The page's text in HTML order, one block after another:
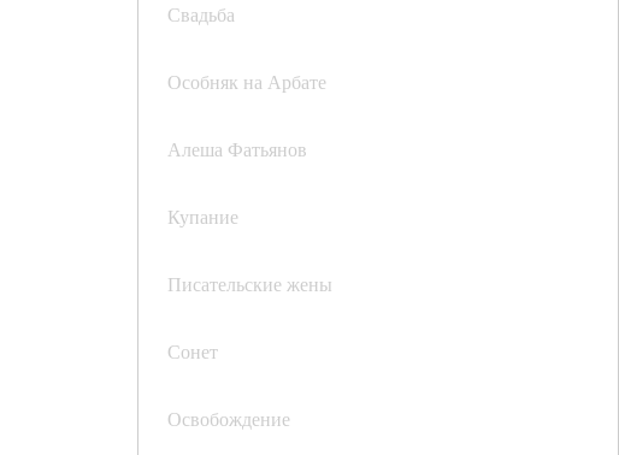
Свадьба
Особняк на Арбате
Алеша Фатьянов
Купание
Писательские жены
Сонет
Освобождение